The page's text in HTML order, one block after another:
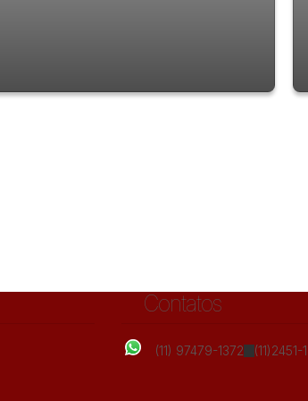
da Montanha, Guarulhos, São Paulo, Brasil
Contatos
(11) 97479-1372 (11)2451-